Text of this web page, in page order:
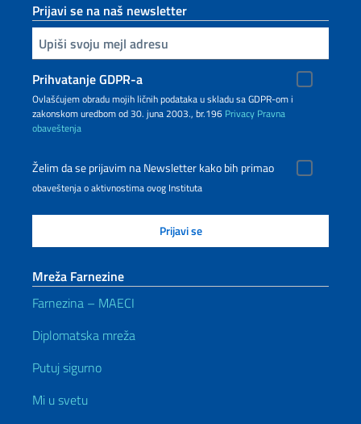
Prijavi se na naš newsletter
Upiši vaš imejl
Prihvatanje GDPR-a
Ovlašćujem obradu mojih ličnih podataka u skladu sa GDPR-om i
zakonskom uredbom od 30. juna 2003., br.196 Privacy Pravna
obaveštenja
Želim da se prijavim na Newsletter kako bih primao
obaveštenja o aktivnostima ovog Instituta
Mreža Farnezine
Farnezina – MAECI
Diplomatska mreža
Putuj sigurno
Mi u svetu